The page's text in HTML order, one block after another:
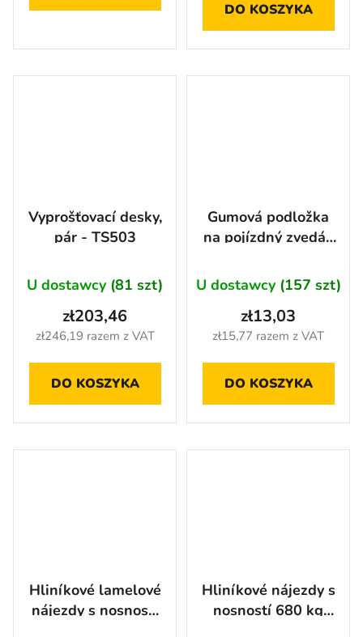
DO KOSZYKA
Vyprošťovací desky,
pár - TS503
U dostawcy (81 szt)
zł246,19 razem z VAT
zł203,46
DO KOSZYKA
Gumová podložka
na pojízdný zvedák
U dostawcy (157 szt)
zł15,77 razem z VAT
zł13,03
DO KOSZYKA
Hliníkové lamelové
nájezdy s nosností
Hliníkové nájezdy s
nosností 680 kg